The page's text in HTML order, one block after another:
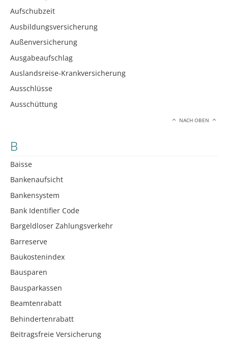
Aufschubzeit
Ausbildungsversicherung
Außenversicherung
Ausgabeaufschlag
Auslandsreise-Krankversicherung
Ausschlüsse
Ausschüttung
NACH OBEN
B
Baisse
Bankenaufsicht
Bankensystem
Bank Identifier Code
Bargeldloser Zahlungsverkehr
Barreserve
Baukostenindex
Bausparen
Bausparkassen
Beamtenrabatt
Behindertenrabatt
Beitragsfreie Versicherung